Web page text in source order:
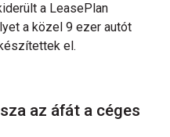
a LeasePlan
a közel 9 ezer autót
el.
az áfát a céges